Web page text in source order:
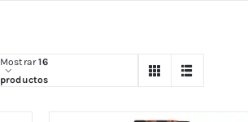
Mostrar16
productos